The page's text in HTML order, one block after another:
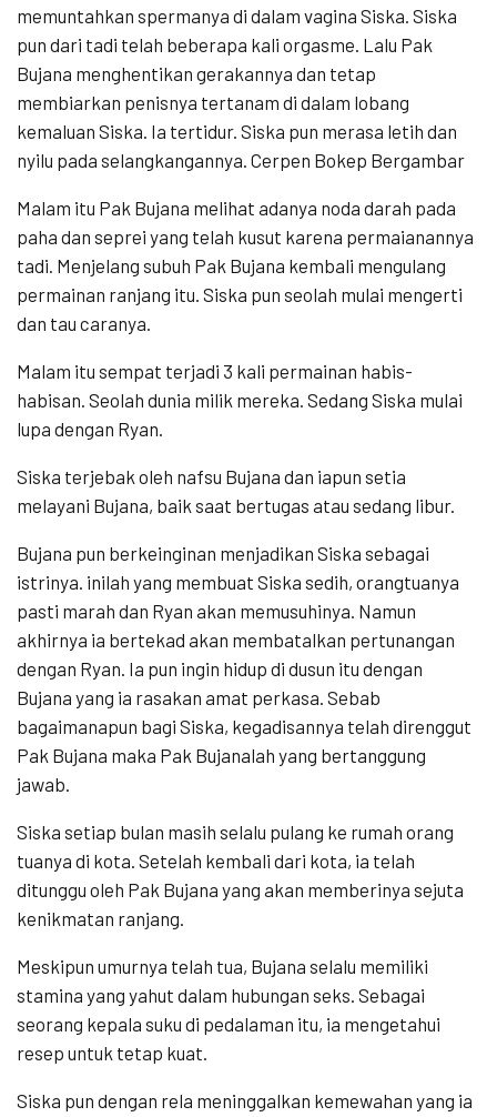
memuntahkan spermanya di dalam vagina Siska. Siska
pun dari tadi telah beberapa kali orgasme. Lalu Pak
Bujana menghentikan gerakannya dan tetap
membiarkan penisnya tertanam di dalam lobang
kemaluan Siska. Ia tertidur. Siska pun merasa letih dan
nyilu pada selangkangannya. Cerpen Bokep Bergambar
Malam itu Pak Bujana melihat adanya noda darah pada
paha dan seprei yang telah kusut karena permaianannya
tadi. Menjelang subuh Pak Bujana kembali mengulang
permainan ranjang itu. Siska pun seolah mulai mengerti
dan tau caranya.
Malam itu sempat terjadi 3 kali permainan habis-
habisan. Seolah dunia milik mereka. Sedang Siska mulai
lupa dengan Ryan.
Siska terjebak oleh nafsu Bujana dan iapun setia
melayani Bujana, baik saat bertugas atau sedang libur.
Bujana pun berkeinginan menjadikan Siska sebagai
istrinya. inilah yang membuat Siska sedih, orangtuanya
pasti marah dan Ryan akan memusuhinya. Namun
akhirnya ia bertekad akan membatalkan pertunangan
dengan Ryan. Ia pun ingin hidup di dusun itu dengan
Bujana yang ia rasakan amat perkasa. Sebab
bagaimanapun bagi Siska, kegadisannya telah direnggut
Pak Bujana maka Pak Bujanalah yang bertanggung
jawab.
Siska setiap bulan masih selalu pulang ke rumah orang
tuanya di kota. Setelah kembali dari kota, ia telah
ditunggu oleh Pak Bujana yang akan memberinya sejuta
kenikmatan ranjang.
Meskipun umurnya telah tua, Bujana selalu memiliki
stamina yang yahut dalam hubungan seks. Sebagai
seorang kepala suku di pedalaman itu, ia mengetahui
resep untuk tetap kuat.
Siska pun dengan rela meninggalkan kemewahan yang ia